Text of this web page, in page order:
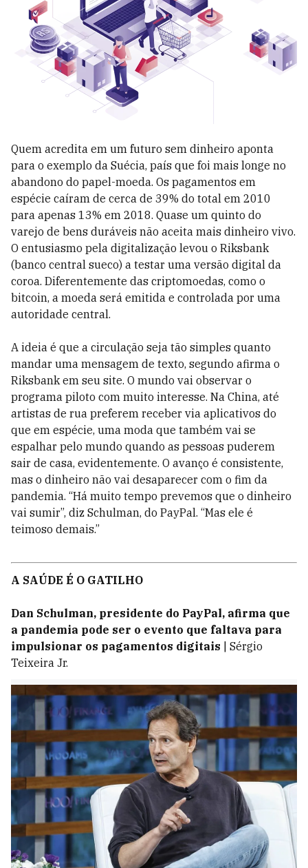
Quem acredita em um futuro sem dinheiro aponta
para o exemplo da Sué­cia, país que foi mais longe no
abandono do papel-moeda. Os pagamentos em
espécie caíram de cerca de 39% do total em 2010
para apenas 13% em 2018. Quase um quinto do
varejo de bens duráveis não aceita mais dinheiro vivo.
O en­tusiasmo pela digitalização levou o Riks­bank
(banco central sueco) a testar uma versão digital da
coroa. Diferentemente das criptomoe­das, como o
bitcoin, a moeda será emitida e controlada por uma
autoridade central.
A ideia é que a circulação seja tão simples quanto
mandar uma mensagem de texto, segundo afirma o
Riksbank em seu site. O mundo vai observar o
programa piloto com muito interesse. Na China, até
artistas de rua preferem receber via aplicativos do
que em espécie, uma moda que também vai se
espalhar pelo mundo quando as pessoas puderem
sair de casa, evidentemente. O avanço é consistente,
mas o dinheiro não vai desaparecer com o fim da
pandemia. “Há muito tempo prevemos que o dinheiro
vai sumir”, diz Schulman, do PayPal. “Mas ele é
teimoso demais.”
A SAÚDE É O GATILHO
Dan Schulman, presidente do PayPal, afirma que
a pandemia pode ser o evento que faltava para
impulsionar os pagamentos digitais | Sérgio
Teixeira Jr.